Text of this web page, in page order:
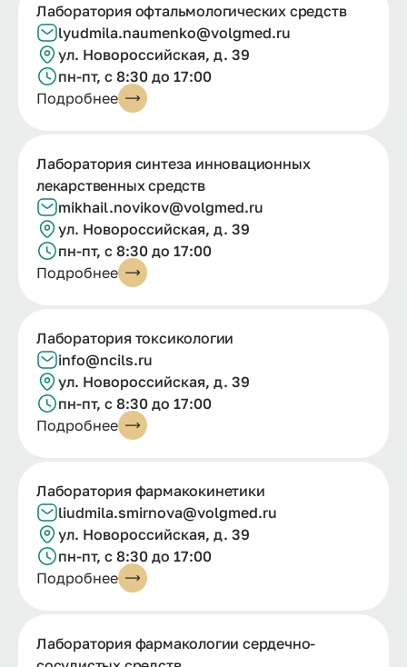
Лаборатория офтальмологических средств
lyudmila.naumenko@volgmed.ru
ул. Новороссийская, д. 39
пн-пт, с 8:30 до 17:00
Подробнее
Лаборатория синтеза инновационных
лекарственных средств
mikhail.novikov@volgmed.ru
ул. Новороссийская, д. 39
пн-пт, с 8:30 до 17:00
Подробнее
Лаборатория токсикологии
info@ncils.ru
ул. Новороссийская, д. 39
пн-пт, с 8:30 до 17:00
Подробнее
Лаборатория фармакокинетики
liudmila.smirnova@volgmed.ru
ул. Новороссийская, д. 39
пн-пт, с 8:30 до 17:00
Подробнее
Лаборатория фармакологии сердечно-